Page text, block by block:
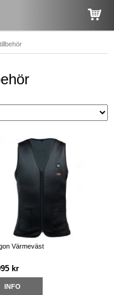
Värmeväst
kr
INFO